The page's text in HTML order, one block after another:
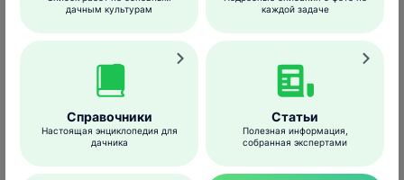
Биологические способы
дачным культурам
каждой задаче
Справочники
Настоящая энциклопедия для
дачника
Статьи
Полезная информация,
собранная экспертами